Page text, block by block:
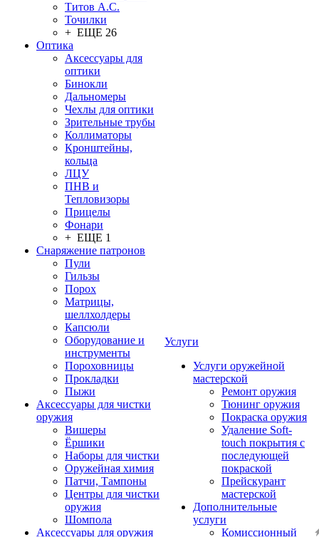
Титов А.С.
Точилки
+ ЕЩЕ 26
Оптика
Аксессуары для
оптики
Бинокли
Дальномеры
Чехлы для оптики
Зрительные трубы
Коллиматоры
Кронштейны,
кольца
ЛЦУ
ПНВ и
Тепловизоры
Прицелы
Фонари
+ ЕЩЕ 1
Снаряжение патронов
Пули
Гильзы
Порох
Матрицы,
шеллхолдеры
Капсюли
Оборудование и
инструменты
Пороховницы
Прокладки
Пыжи
Аксессуары для чистки
оружия
Вишеры
Ёршики
Наборы для чистки
Оружейная химия
Патчи, Тампоны
Центры для чистки
оружия
Шомпола
Аксессуары для оружия
Услуги
Услуги оружейной
мастерской
Ремонт оружия
Тюнинг оружия
Покраска оружия
Удаление Soft-
touch покрытия с
последующей
покраской
Прейскурант
мастерской
Дополнительные
услуги
Комиссионный